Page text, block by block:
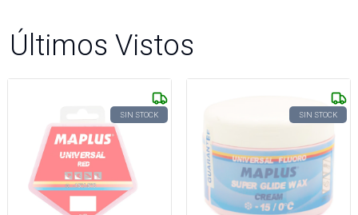
Últimos Vistos
SIN STOCK SIN STOCK